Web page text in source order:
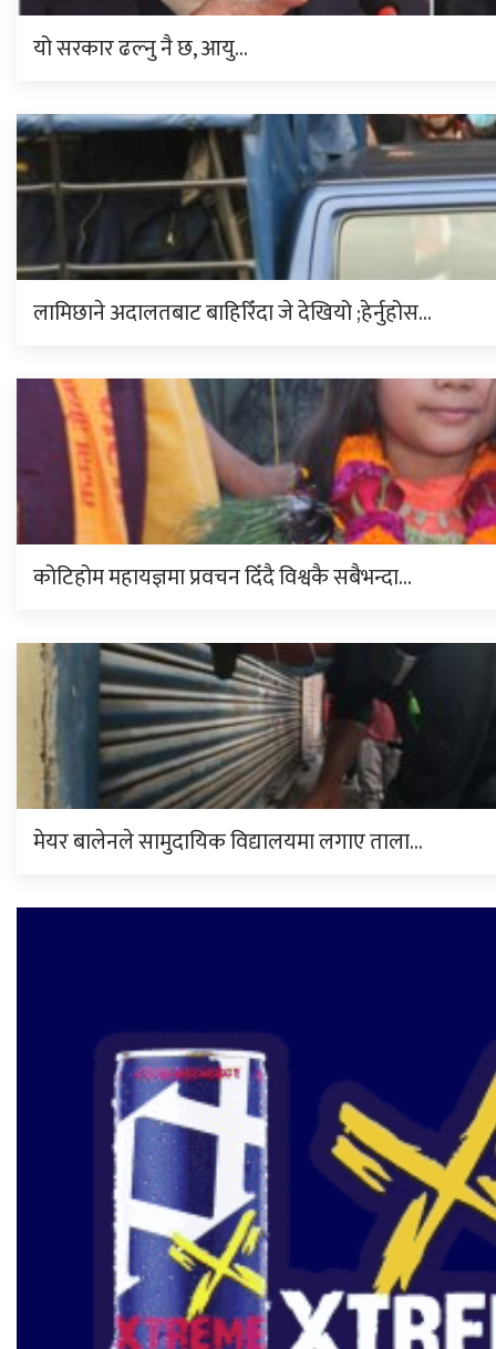
यो सरकार ढल्नु नै छ, आयु…
लामिछाने अदालतबाट बाहिरिँदा जे देखियो ;हेर्नुहोस…
कोटिहोम महायज्ञमा प्रवचन दिँदै विश्वकै सबैभन्दा…
मेयर बालेनले सामुदायिक विद्यालयमा लगाए ताला…